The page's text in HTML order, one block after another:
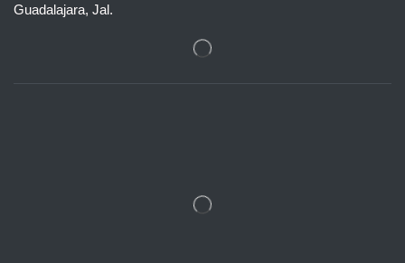
Guadalajara, Jal.